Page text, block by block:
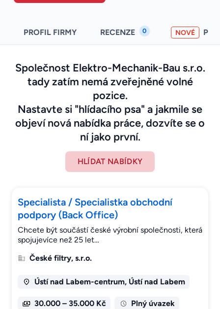
PROFIL FIRMY RECENZE 0 NOVÉ
Společnost Elektro-Mechanik-Bau s.r.o.
tady zatím nemá zveřejněné volné
pozice.
Nastavte si "hlídacího psa" a jakmile se
objeví nová nabídka práce, dozvíte se o
ní jako první.
HLÍDAT NABÍDKY
Specialista / Specialistka obchodní
podpory (Back Office)
Chcete být součástí české výrobní společnosti, která
spojujevíce než 25 let…
České filtry, s.r.o.
Ústí nad Labem-centrum, Ústí nad Labem
30.000 – 35.000 Kč Plný úvazek